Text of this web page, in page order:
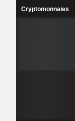
Cryptomonnaies